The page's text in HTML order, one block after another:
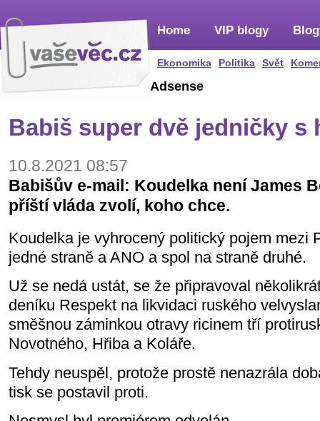
Home
Ekonomika Politika Svět
VIP blogy
Adsense
Babiš super dvě jedničky s
10.8.2021 08:57
Babišův e-mail: Koudelka není James
příští vláda zvolí, koho chce.
Koudelka je vyhrocený politický pojem mezi
jedné straně a ANO a spol na straně druhé.
Už se nedá ustát, se že připravoval
deníku Respekt na likvidaci ruského
směšnou záminkou otravy ricinem tří
Novotného, Hřiba a Koláře.
Tehdy neuspěl, protože prostě nenazrála
tisk se postavil proti.